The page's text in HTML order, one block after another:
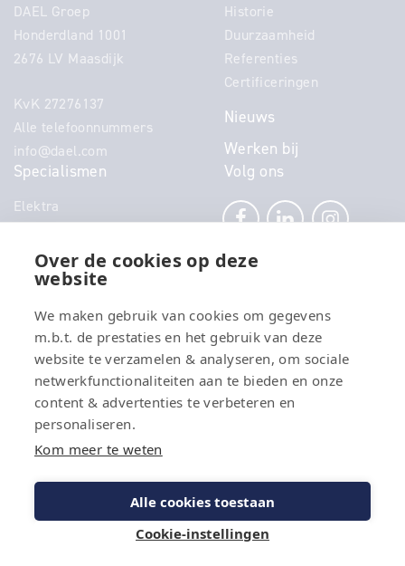
DAEL Groep
Honderdland 1001
2676 LV Maasdijk
KvK 27276137
Alle telefoonnummers
info@dael.com
Historie
Duurzaamheid
Referenties
Certificeringen
Nieuws
Werken bij
Specialismen
Elektra
Technisch Beheer
Power
Security
Connectivity
Energy
Volg ons
© 2026DAEL Groep
Privacybeleid
Over de cookies op deze
website
We maken gebruik van cookies om gegevens
m.b.t. de prestaties en het gebruik van deze
website te verzamelen & analyseren, om sociale
netwerkfunctionaliteiten aan te bieden en onze
content & advertenties te verbeteren en
personaliseren.
Kom meer te weten
Alle cookies toestaan
Cookie-instellingen